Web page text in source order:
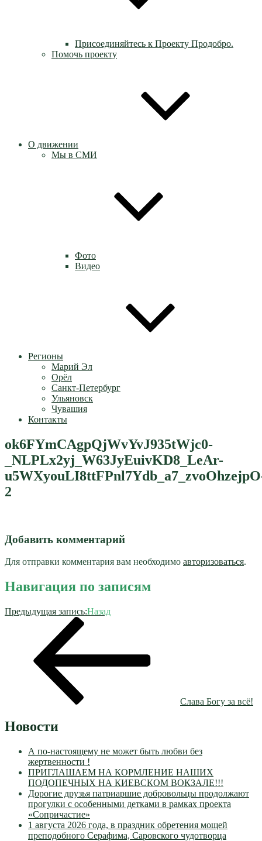
Присоединяйтесь к Проекту Продобро.
Помочь проекту
О движении
Мы в СМИ
Фото
Видео
Регионы
Марий Эл
Орёл
Санкт-Петербург
Ульяновск
Чувашия
Контакты
ok6FYmCAgpQjWvYvJ935tWjc0-
_NLPLx2yj_W63JyEuivKD8_LeAr-
2
Добавить комментарий
Для отправки комментария вам необходимо авторизоваться.
Навигация по записям
Предыдущая запись:Назад
Слава Богу за всё!
Новости
А по-настоящему не может быть любви без
жертвенности !
ПРИГЛАШАЕМ НА КОРМЛЕНИЕ НАШИХ
ПОДОПЕЧНЫХ НА КИЕВСКОМ ВОКЗАЛЕ!!!
Дорогие друзья патриаршие добровольцы продолжают
прогулки с особенными детками в рамках проекта
«Сопричастие»
1 августа 2026 года, в праздник обретения мощей
преподобного Серафима, Саровского чудотворца